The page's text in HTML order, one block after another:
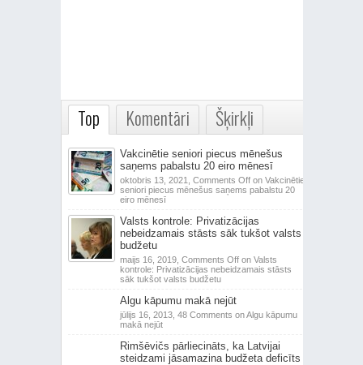
Top Komentāri Šķirkļi
Vakcinētie seniori piecus mēnešus
saņems pabalstu 20 eiro mēnesī
oktobris 13, 2021, Comments Offon Vakcinētie
seniori piecus mēnešus saņems pabalstu 20
eiro mēnesī
Valsts kontrole: Privatizācijas
nebeidzamais stāsts sāk tukšot valsts
budžetu
maijs 16, 2019, Comments Offon Valsts
kontrole: Privatizācijas nebeidzamais stāsts
sāk tukšot valsts budžetu
Algu kāpumu makā nejūt
jūlijs 16, 2013, 48 Comments on Algu kāpumu
makā nejūt
Rimšēvičs pārliecināts, ka Latvijai
steidzami jāsamazina budžeta deficīts